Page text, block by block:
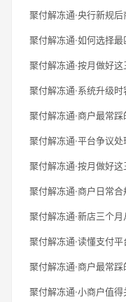
聚付解冻通·央行新规
聚付解冻通·如何选择
聚付解冻通·按月做好
聚付解冻通·系统升级
聚付解冻通·商户最常
聚付解冻通·平台争议
聚付解冻通·按月做好
聚付解冻通·商户日常
聚付解冻通·新店三个
聚付解冻通·读懂支付
聚付解冻通·商户最常
聚付解冻通·小商户值